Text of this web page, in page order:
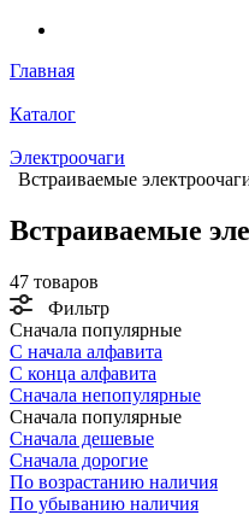
Главная
Каталог
Электроочаги
Встраиваемые
Встраиваемые
47 товаров
Фильтр
Сначала популярные
С начала алфавита
С конца алфавита
Сначала непопулярные
Сначала популярные
Сначала дешевые
Сначала дорогие
По возрастанию наличия
По убыванию наличия